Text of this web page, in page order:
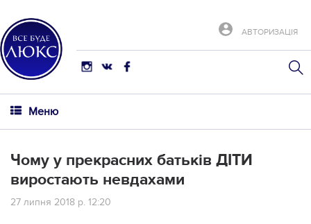
АВТОРИЗАЦІЯ
Меню
Чому у прекрасних батьків ДІТИ
виростають невдахами
27 липня 2018 р. 12:20